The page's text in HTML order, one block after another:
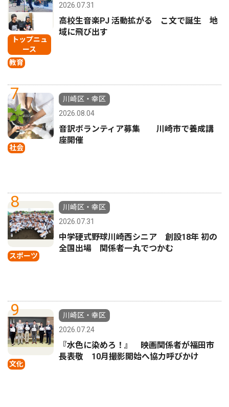
トップニュ
ース
教育
2026.07.31
高校生音楽PJ 活動拡がる こ文で誕生 地
域に飛び出す
7
社会
川崎区・幸区
2026.08.04
音訳ボランティア募集 川崎市で養成講
座開催
8
スポーツ
川崎区・幸区
2026.07.31
中学硬式野球川崎西シニア 創設18年 初の
全国出場 関係者一丸でつかむ
9
文化
川崎区・幸区
2026.07.24
『水色に染めろ！』 映画関係者が福田市
長表敬 10月撮影開始へ協力呼びかけ